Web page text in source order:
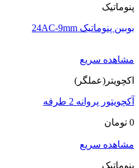
پنوماتیک
بوبین پنوماتیک 24AC-9mm
مشاهده سریع
اکچویتر(عملگر)
آکچویتور پروانه 2 طرفه
0 تومان
مشاهده سریع
پنوماتیک